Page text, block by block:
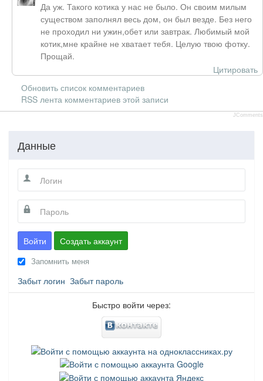
Да уж. Такого котика у нас не было. Он своим милым
существом заполнял весь дом, он был везде. Без него
не проходил ни ужин,обет или завтрак. Любимый мой
котик,мне крайне не хватает тебя. Целую твою фотку.
Прощай.
Цитировать
Обновить список комментариев
RSS лента комментариев этой записи
JComments
Данные
Войти Создать аккаунт
Запомнить меня
Забыт логин Забыт пароль
Быстро войти через: